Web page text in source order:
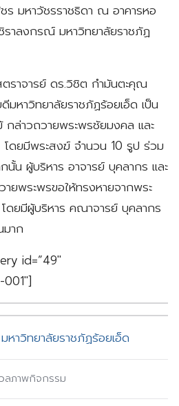
มหาวัชรราชธิดา ณ อาคารหอ
าลงกรณ์ มหาวิทยาลัยราชภัฏ
ราจารย์ ดร.วิชิต กำมันตะคุณ
มหาวิทยาลัยราชภัฏร้อยเอ็ด เป็น
กล่าวถวายพระพรชัยมงคล และ
ดยมีพระสงฆ์ จำนวน 10 รูป ร่วม
น ผู้บริหาร อาจารย์ บุคลากร และ
ยพระพรขอให้ทรงหายจากพระ
โดยมีผู้บริหาร คณาจารย์ บุคลากร
มาก
id=”49″
หาวิทยาลัยราชภัฏร้อยเอ็ด
ลภาพกิจกรรม